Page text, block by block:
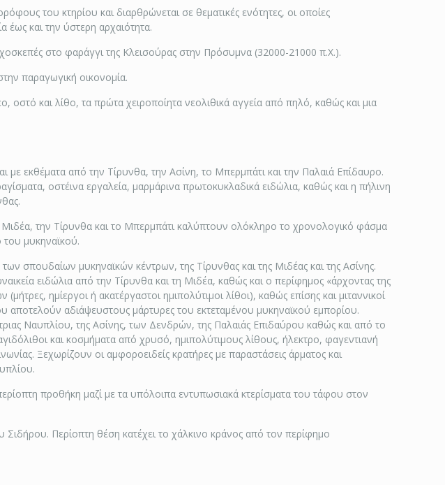
του κτηρίου και διαρθρώνεται σε θεματικές ενότητες, οι οποίες
και την ύστερη αρχαιότητα.
στο φαράγγι της Κλεισούρας στην Πρόσυμνα (32000-21000 π.Χ.).
παραγωγική οικονομία.
οστό και λίθο, τα πρώτα χειροποίητα νεολιθικά αγγεία από πηλό, καθώς και μια
εκθέματα από την Τίρυνθα, την Ασίνη, το Μπερμπάτι και την Παλαιά Επίδαυρο.
οστέινα εργαλεία, μαρμάρινα πρωτοκυκλαδικά ειδώλια, καθώς και η πήλινη
την Τίρυνθα και το Μπερμπάτι καλύπτουν ολόκληρο το χρονολογικό φάσμα
μυκηναϊκού.
σπουδαίων μυκηναϊκών κέντρων, της Τίρυνθας και της Μιδέας και της Ασίνης.
ειδώλια από την Τίρυνθα και τη Μιδέα, καθώς και ο περίφημος «άρχοντας της
ημίεργοι ή ακατέργαστοι ημιπολύτιμοι λίθοι), καθώς επίσης και μιταννικοί
αδιάψευστους μάρτυρες του εκτεταμένου μυκηναϊκού εμπορίου.
Ναυπλίου, της Ασίνης, των Δενδρών, της Παλαιάς Επιδαύρου καθώς και από το
και κοσμήματα από χρυσό, ημιπολύτιμους λίθους, ήλεκτρο, φαγεντιανή
Ξεχωρίζουν οι αμφοροειδείς κρατήρες με παραστάσεις άρματος και
προθήκη μαζί με τα υπόλοιπα εντυπωσιακά κτερίσματα του τάφου στον
Περίοπτη θέση κατέχει το χάλκινο κράνος από τον περίφημο